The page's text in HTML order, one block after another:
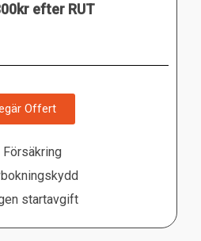
efter RUT
Offert
Försäkring
startavgift